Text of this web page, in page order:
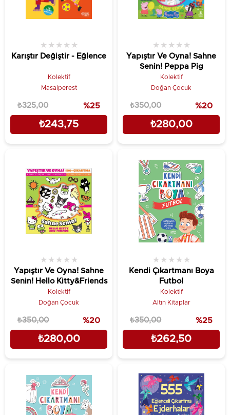
Karıştır Değiştir - Eğlence
★ ★ ★ ★ ★
Kolektif
Masalperest
₺243,75
₺325,00 %25
Yapıştır Ve Oyna! Sahne
Senin! Peppa Pig
★ ★ ★ ★ ★
Kolektif
Doğan Çocuk
₺280,00
₺350,00 %20
Yapıştır Ve Oyna! Sahne
Senin! Hello Kitty&Friends
★ ★ ★ ★ ★
Kolektif
Doğan Çocuk
₺280,00
₺350,00 %20
Kendi Çıkartmanı Boya
Futbol
★ ★ ★ ★ ★
Kolektif
Altın Kitaplar
₺262,50
₺350,00 %25